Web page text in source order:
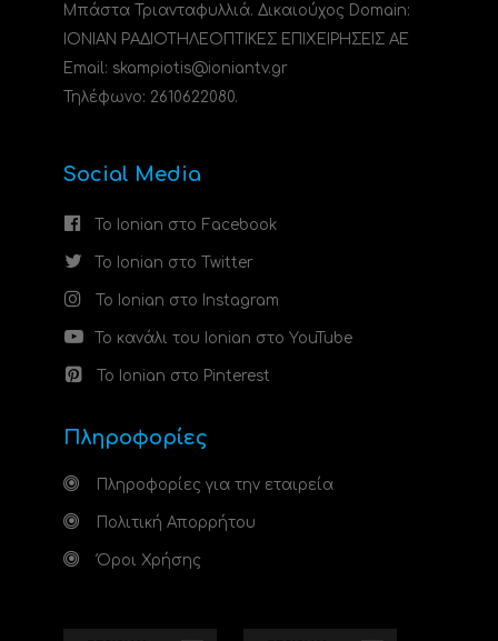
Μπάστα Τριανταφυλλιά. Δικαιούχος Domain:
ΙΟΝΙΑΝ ΡΑΔΙΟΤΗΛΕΟΠΤΙΚΕΣ ΕΠΙΧΕΙΡΗΣΕΙΣ ΑΕ
Email: skampiotis@ioniantv.gr
Τηλέφωνο: 2610622080.
Social Media
Το Ionian στο Facebook
Το Ionian στο Twitter
Το Ionian στο Instagram
Το κανάλι του Ionian στο YouTube
Το Ionian στο Pinterest
Πληροφορίες
Πληροφορίες για την εταιρεία
Πολιτική Απορρήτου
Όροι Χρήσης